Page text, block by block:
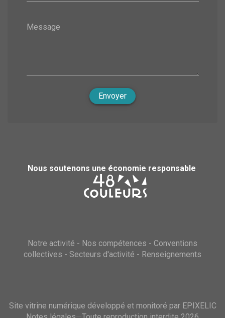
Message
Envoyer
Nous soutenons une économie responsable
Notre activité - Nos compétences - Conventions
collectives - Secteurs d'activité - Renseignements
Site vitrine numérique développé et monitoré par EPIXELIC